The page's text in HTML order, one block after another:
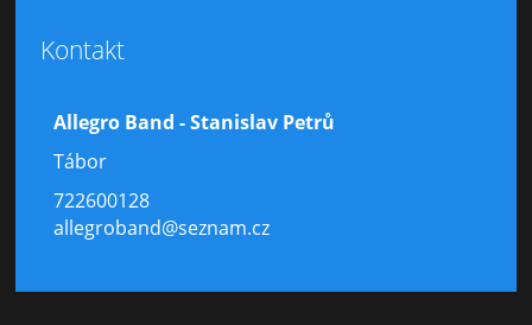
Kontakt
Allegro Band - Stanislav Petrů
Tábor
722600128
allegroband@seznam.cz